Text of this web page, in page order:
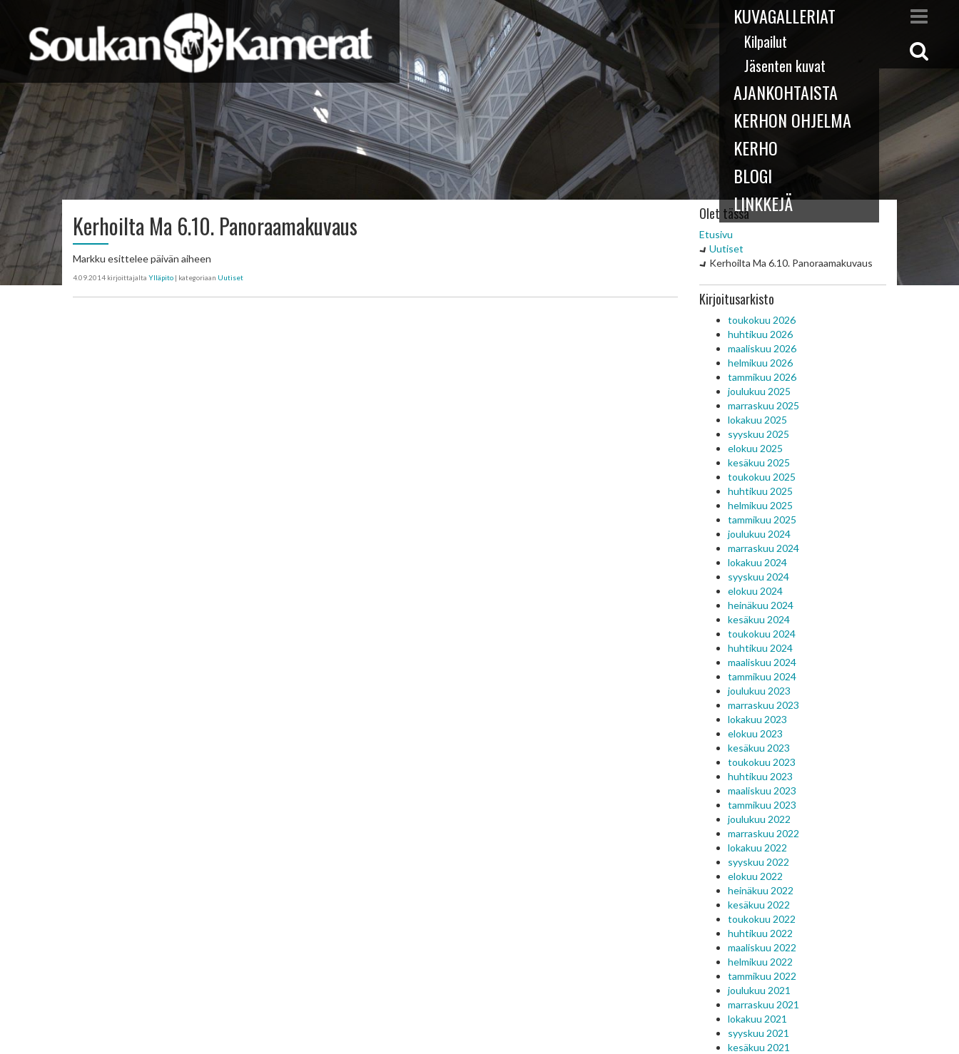
KUVAGALLERIAT
Kilpailut
Jäsenten kuvat
AJANKOHTAISTA
KERHON OHJELMA
KERHO
BLOGI
LINKKEJÄ
Kerhoilta Ma 6.10. Panoraamakuvaus
Markku esittelee päivän aiheen
4.09.2014 kirjoittajalta Ylläpito | kategoriaan Uutiset
Olet tässä
Etusivu
Uutiset
Kerhoilta Ma 6.10. Panoraamakuvaus
Kirjoitusarkisto
toukokuu 2026
huhtikuu 2026
maaliskuu 2026
helmikuu 2026
tammikuu 2026
joulukuu 2025
marraskuu 2025
lokakuu 2025
syyskuu 2025
elokuu 2025
kesäkuu 2025
toukokuu 2025
huhtikuu 2025
helmikuu 2025
tammikuu 2025
joulukuu 2024
marraskuu 2024
lokakuu 2024
syyskuu 2024
elokuu 2024
heinäkuu 2024
kesäkuu 2024
toukokuu 2024
huhtikuu 2024
maaliskuu 2024
tammikuu 2024
joulukuu 2023
marraskuu 2023
lokakuu 2023
elokuu 2023
kesäkuu 2023
toukokuu 2023
huhtikuu 2023
maaliskuu 2023
tammikuu 2023
joulukuu 2022
marraskuu 2022
lokakuu 2022
syyskuu 2022
elokuu 2022
heinäkuu 2022
kesäkuu 2022
toukokuu 2022
huhtikuu 2022
maaliskuu 2022
helmikuu 2022
tammikuu 2022
joulukuu 2021
marraskuu 2021
lokakuu 2021
syyskuu 2021
kesäkuu 2021